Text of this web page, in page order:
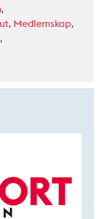
,
, Medlemskap,
,